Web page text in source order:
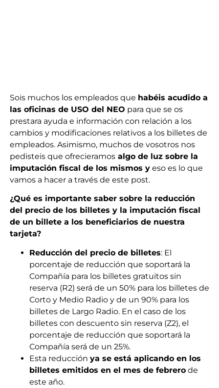
Sois muchos los empleados que habéis acudido a
las oficinas de USO del NEO para que se os
prestara ayuda e información con relación a los
cambios y modificaciones relativos a los billetes de
empleados. Asimismo, muchos de vosotros nos
pedisteis que ofrecieramos algo de luz sobre la
imputación fiscal de los mismos y eso es lo que
vamos a hacer a través de este post.
¿Qué es importante saber sobre la reducción
del precio de los billetes y la imputación fiscal
de un billete a los beneficiarios de nuestra
tarjeta?
Reducción del precio de billetes: El
porcentaje de reducción que soportará la
Compañía para los billetes gratuitos sin
reserva (R2) será de un 50% para los billetes de
Corto y Medio Radio y de un 90% para los
billetes de Largo Radio. En el caso de los
billetes con descuento sin reserva (Z2), el
porcentaje de reducción que soportará la
Compañía será de un 25%.
Esta reducción ya se está aplicando en los
billetes emitidos en el mes de febrero de
este año.